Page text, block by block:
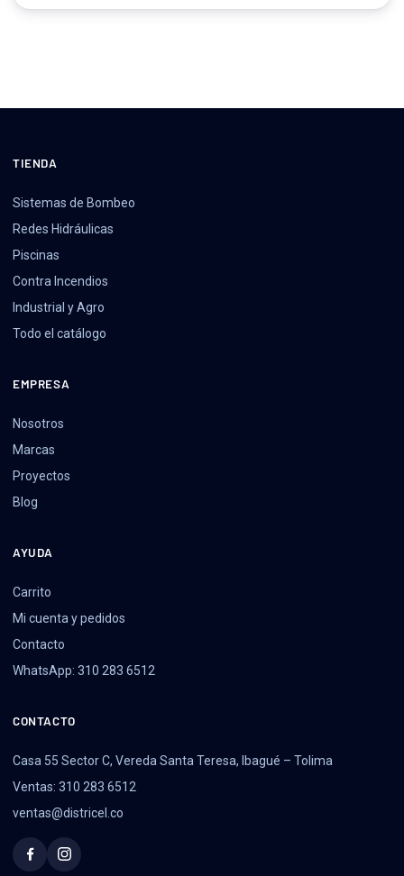
TIENDA
Sistemas de Bombeo
Redes Hidráulicas
Piscinas
Contra Incendios
Industrial y Agro
Todo el catálogo
EMPRESA
Nosotros
Marcas
Proyectos
Blog
AYUDA
Carrito
Mi cuenta y pedidos
Contacto
WhatsApp: 310 283 6512
CONTACTO
Casa 55 Sector C, Vereda Santa Teresa, Ibagué – Tolima
Ventas: 310 283 6512
ventas@districel.co